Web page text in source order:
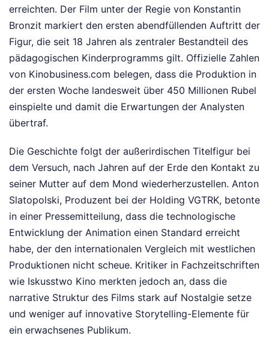
erreichten. Der Film unter der Regie von Konstantin
Bronzit markiert den ersten abendfüllenden Auftritt der
Figur, die seit 18 Jahren als zentraler Bestandteil des
pädagogischen Kinderprogramms gilt. Offizielle Zahlen
von Kinobusiness.com belegen, dass die Produktion in
der ersten Woche landesweit über 450 Millionen Rubel
einspielte und damit die Erwartungen der Analysten
übertraf.
Die Geschichte folgt der außerirdischen Titelfigur bei
dem Versuch, nach Jahren auf der Erde den Kontakt zu
seiner Mutter auf dem Mond wiederherzustellen. Anton
Slatopolski, Produzent bei der Holding VGTRK, betonte
in einer Pressemitteilung, dass die technologische
Entwicklung der Animation einen Standard erreicht
habe, der den internationalen Vergleich mit westlichen
Produktionen nicht scheue. Kritiker in Fachzeitschriften
wie Iskusstwo Kino merkten jedoch an, dass die
narrative Struktur des Films stark auf Nostalgie setze
und weniger auf innovative Storytelling-Elemente für
ein erwachsenes Publikum.